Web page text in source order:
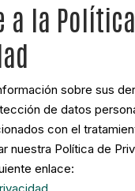
a la
sobre sus
de datos
con el
nuestra Política de
enlace: